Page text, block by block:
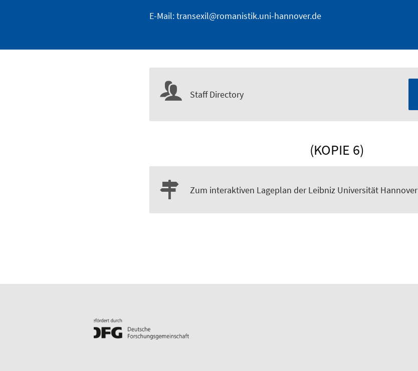
E-Mail:transexil@romanistik.uni-hannover.de
Staff Directory
(KOPIE 6)
Zum interaktiven Lageplan der Leibniz Universität Hannover